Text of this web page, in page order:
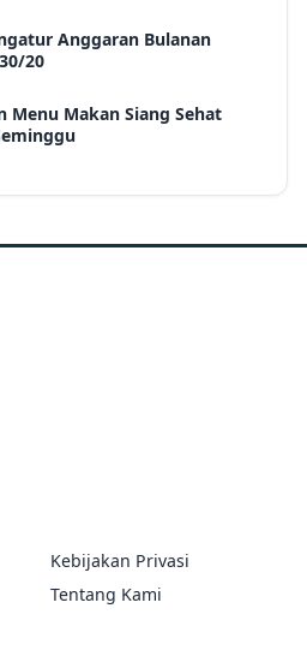
Anggaran Bulanan
20
Menu Makan Siang Sehat
Kebijakan Privasi
Tentang Kami